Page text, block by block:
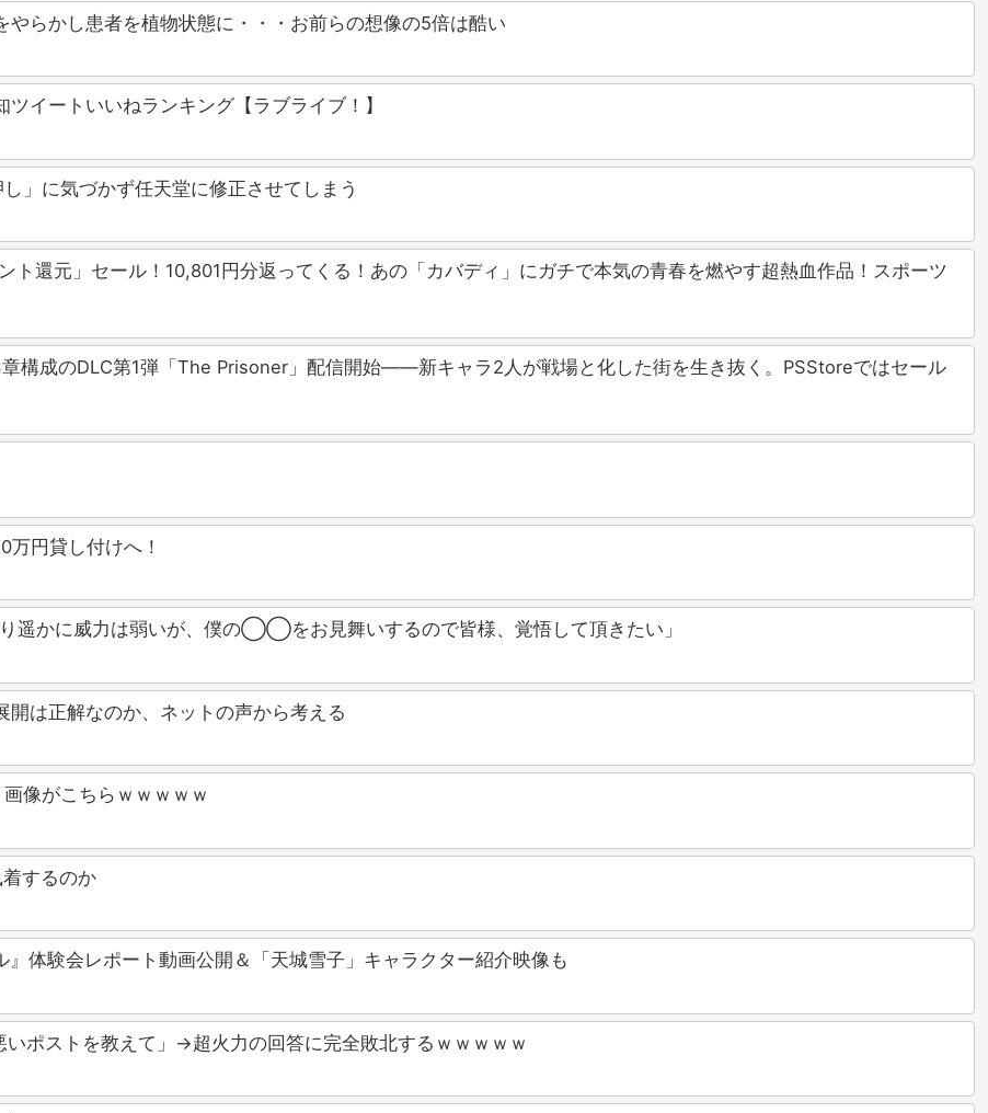
らかし患者を植物状態に・・・お前らの想像の5倍は酷い
イートいいねランキング【ラブライブ！】
」に気づかず任天堂に修正させてしまう
ト還元」セール！10,801円分返ってくる！あの「カバディ」にガチで本気の青春を燃やす超熱血作品！スポーツ
章構成のDLC第1弾「The Prisoner」配信開始——新キャラ2人が戦場と化した街を生き抜く。PSStoreではセール
万円貸し付けへ！
遥かに威力は弱いが、僕の◯◯をお見舞いするので皆様、覚悟して頂きたい」
開は正解なのか、ネットの声から考える
像がこちらｗｗｗｗｗ
するのか
体験会レポート動画公開＆「天城雪子」キャラクター紹介映像も
ポストを教えて」→超火力の回答に完全敗北するｗｗｗｗｗ